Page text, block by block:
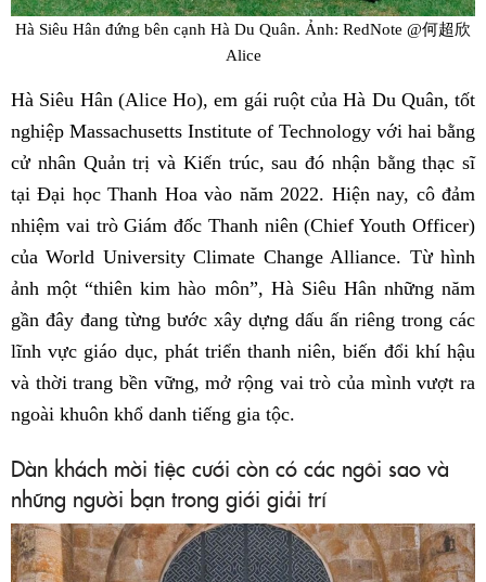
Hà Siêu Hân đứng bên cạnh Hà Du Quân. Ảnh: RedNote @何超欣
Alice
Hà Siêu Hân (Alice Ho), em gái ruột của Hà Du Quân, tốt
nghiệp Massachusetts Institute of Technology với hai bằng
cử nhân Quản trị và Kiến trúc, sau đó nhận bằng thạc sĩ
tại Đại học Thanh Hoa vào năm 2022. Hiện nay, cô đảm
nhiệm vai trò Giám đốc Thanh niên (Chief Youth Officer)
của World University Climate Change Alliance. Từ hình
ảnh một “thiên kim hào môn”, Hà Siêu Hân những năm
gần đây đang từng bước xây dựng dấu ấn riêng trong các
lĩnh vực giáo dục, phát triển thanh niên, biến đổi khí hậu
và thời trang bền vững, mở rộng vai trò của mình vượt ra
ngoài khuôn khổ danh tiếng gia tộc.
Dàn khách mời tiệc cưới còn có các ngôi sao và
những người bạn trong giới giải trí